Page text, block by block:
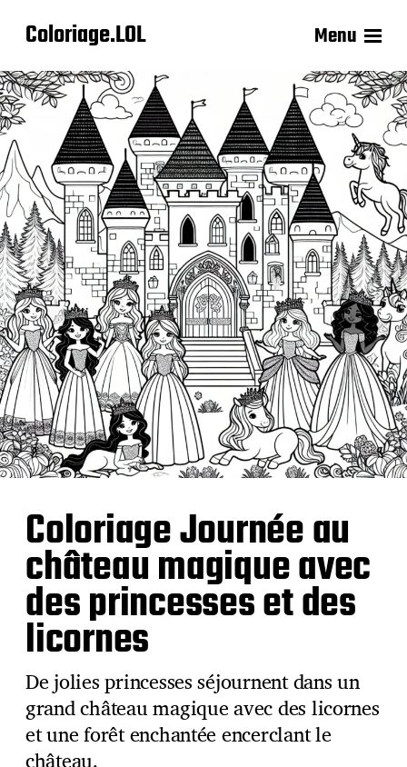
Coloriage.LOL Menu
Coloriage Journée au
château magique avec
des princesses et des
licornes
De jolies princesses séjournent dans un
grand château magique avec des licornes
et une forêt enchantée encerclant le
château.